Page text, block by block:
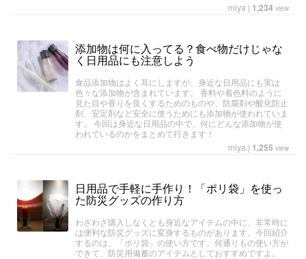
miya | 1,234 view
添加物は何に入ってる？食べ物だけじゃな
く日用品にも注意しよう
食品添加物はよく耳にしますが、身近な日用品にも実は
色々な添加物が含まれています。 香料や着色料のように
見た目や香りを良くするためのものや、防腐剤や酸化防止
剤、安定剤など安全に使うためにも添加物が使われていま
す。 今回は身近な日用品の中で、何にどんな添加物が使
われているのかをまとめて行きます！
miya | 1,255 view
日用品で手軽に手作り！「ポリ袋」を使っ
た防災グッズの作り方
わざわざ購入しなくとも身近なアイテムの中に、非常時に
は便利な防災グッズに変身するものがあります。今回紹介
するのは、「ポリ袋」の使い方です。何通りもの使い方が
できて、防災用備蓄のアイテムとしておすすめですよ。